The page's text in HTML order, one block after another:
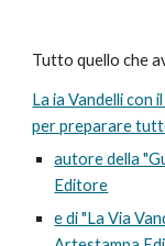
Tutto quello che
La ia Vandelli con
per preparare
autore della
Editore
e di "La Via